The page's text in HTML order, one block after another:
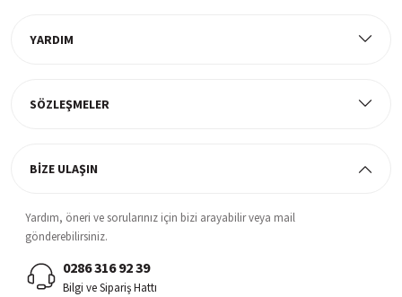
YARDIM
SÖZLEŞMELER
BİZE ULAŞIN
Yardım, öneri ve sorularınız için bizi arayabilir veya mail
gönderebilirsiniz.
0286 316 92 39
Bilgi ve Sipariş Hattı